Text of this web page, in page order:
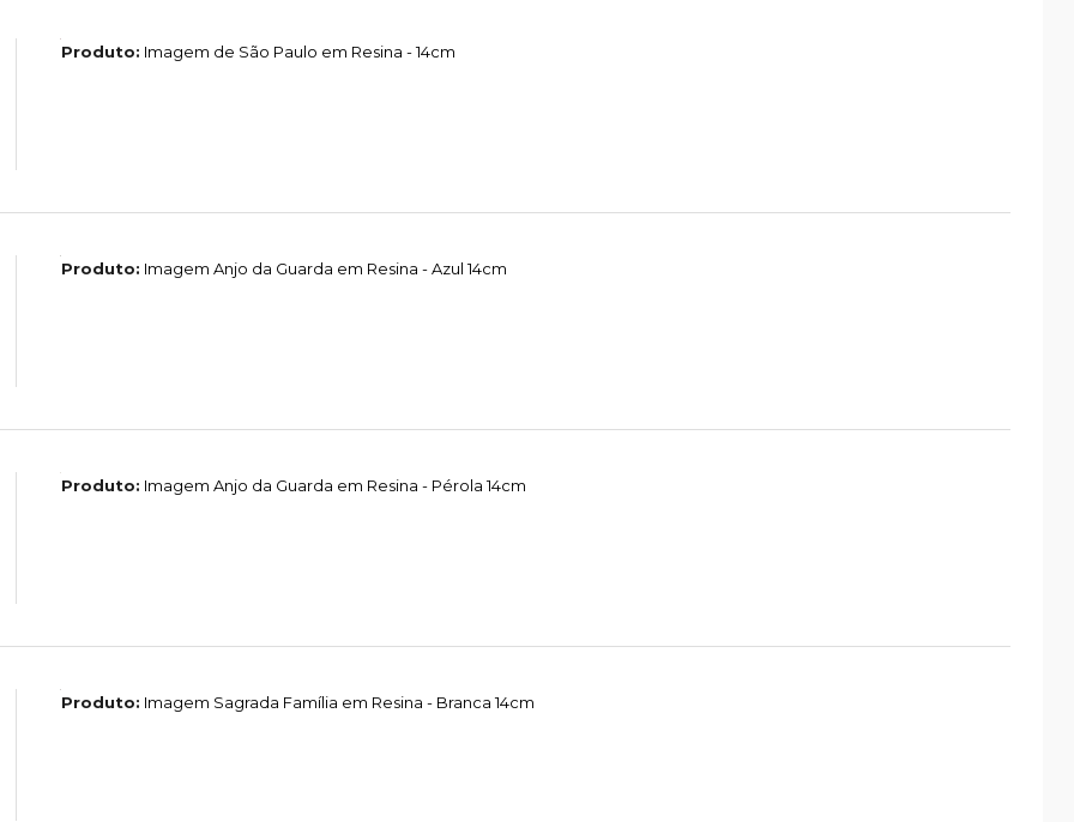
Produto: Imagem de São Paulo em Resina - 14cm
Produto: Imagem Anjo da Guarda em Resina - Azul 14cm
Produto: Imagem Anjo da Guarda em Resina - Pérola 14cm
Produto: Imagem Sagrada Família em Resina - Branca 14cm